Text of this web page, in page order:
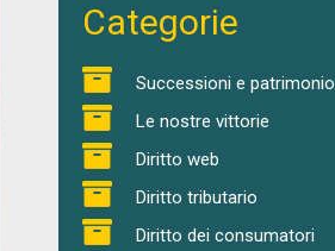
Categorie
Successioni e patrimonio
Le nostre vittorie
Diritto web
Diritto tributario
Diritto dei consumatori